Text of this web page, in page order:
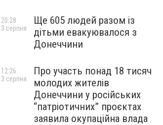
Ще 605 людей разом із
дітьми евакуювалося з
Донеччини
20:28
3 серпня
Про участь понад 18 тисяч
молодих жителів
Донеччини у російських
“патріотичних” проєктах
заявила окупаційна влада
12:26
3 серпня